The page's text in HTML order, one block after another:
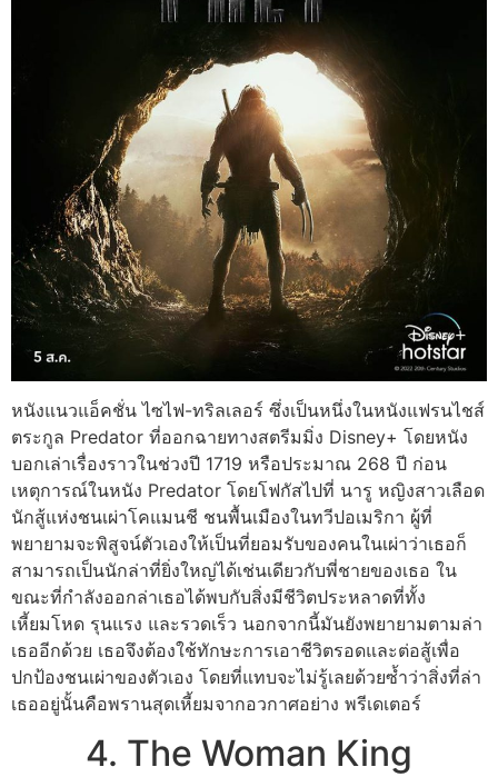
หนังแนวแอ็คชั่น ไซไฟ-ทริลเลอร์ ซึ่งเป็นหนึ่งในหนังแฟรนไชส์
ตระกูล Predator ที่ออกฉายทางสตรีมมิ่ง Disney+ โดยหนัง
บอกเล่าเรื่องราวในช่วงปี 1719 หรือประมาณ 268 ปี ก่อน
เหตุการณ์ในหนัง Predator โดยโฟกัสไปที่ นารู หญิงสาวเลือด
นักสู้แห่งชนเผ่าโคแมนชี ชนพื้นเมืองในทวีปอเมริกา ผู้ที่
พยายามจะพิสูจน์ตัวเองให้เป็นที่ยอมรับของคนในเผ่าว่าเธอก็
สามารถเป็นนักล่าที่ยิ่งใหญ่ได้เช่นเดียวกับพี่ชายของเธอ ใน
ขณะที่กำลังออกล่าเธอได้พบกับสิ่งมีชีวิตประหลาดที่ทั้ง
เหี้ยมโหด รุนแรง และรวดเร็ว นอกจากนี้มันยังพยายามตามล่า
เธออีกด้วย เธอจึงต้องใช้ทักษะการเอาชีวิตรอดและต่อสู้เพื่อ
ปกป้องชนเผ่าของตัวเอง โดยที่แทบจะไม่รู้เลยด้วยซ้ำว่าสิ่งที่ล่า
เธออยู่นั้นคือพรานสุดเหี้ยมจากอวกาศอย่าง พรีเดเตอร์
4. The Woman King